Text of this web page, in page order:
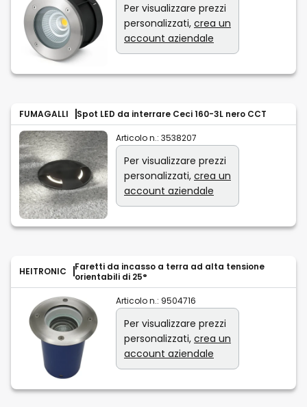
Per visualizzare prezzi
personalizzati, crea un
account aziendale
FUMAGALLI Spot LED da interrare Ceci 160-3L nero CCT
Articolo n.: 3538207
Per visualizzare prezzi
personalizzati, crea un
account aziendale
HEITRONIC
Faretti da incasso a terra ad alta tensione
orientabili di 25°
Articolo n.: 9504716
Per visualizzare prezzi
personalizzati, crea un
account aziendale